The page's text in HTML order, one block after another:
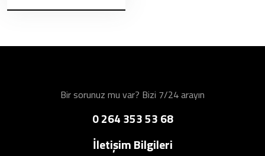
Bir sorunuz mu var? Bizi 7/24 arayın
0 264 353 53 68
İletişim Bilgileri